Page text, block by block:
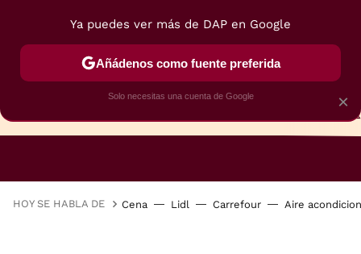
HOY SE HABLA DE Cena Lidl Carrefour Aire
×
Ya puedes ver más de DAP en Google
Añádenos como fuente preferida
Solo necesitas una cuenta de Google